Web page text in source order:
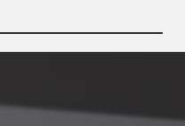
ストレッチ